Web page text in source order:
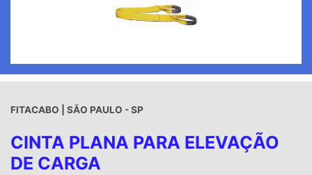
FITACABO | SÃO PAULO - SP
CINTA PLANA PARA ELEVAÇÃO
DE CARGA